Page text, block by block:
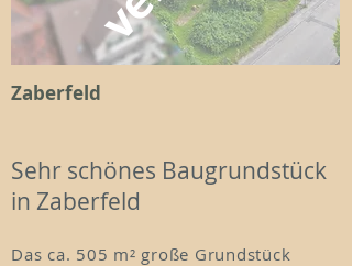
Zaberfeld
Sehr schönes Baugrundstück
in Zaberfeld
Das ca. 505 m² große Grundstück